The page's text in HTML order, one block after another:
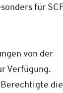
für
von der
Verfügung.
Berechtigte